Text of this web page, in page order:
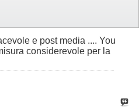
e post media .... You
considerevole per la